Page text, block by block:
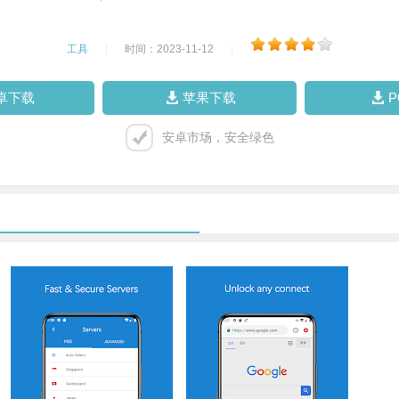
工具 时间：2023-11-12
下载 苹果下载
安卓市场，安全绿色